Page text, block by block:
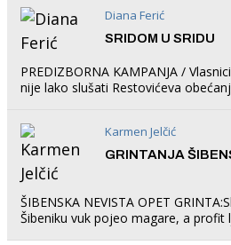
Diana Ferić
SRIDOM U SRIDU
PREDIZBORNA KAMPANJA /
nije lako slušati Restovićeva
Karmen Jelčić
GRINTANJA
ŠIBENSKA NEVISTA OPET
Šibeniku vuk pojeo magare, a profit